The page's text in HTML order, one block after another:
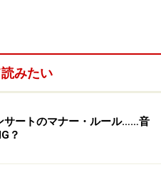
素敵な事件の一つです。
指揮者は、現在、世界で最
ダメル。そしてオーケス
ース・オーケストラ・オ
みたい
サートのマナー・ルール……音
？